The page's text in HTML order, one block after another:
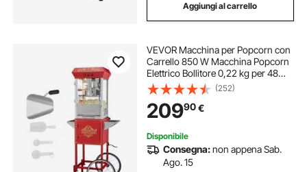
Aggiungi al carrello
VEVOR Macchina per Popcorn con
Carrello 850 W Macchina Popcorn
Elettrico Bollitore 0,22 kg per 48
Tazze per Lotto, Macchina per
Popcorn dotato di Vetro Temperato,
Include 4 Misurini, Stile Cinema
(252)
20990€
Disponibile
Consegna:non appena Sab.
Ago. 15